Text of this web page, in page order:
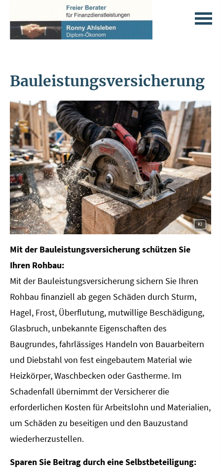
Bauleistungsversicherung
KI
Mit der Bauleistungsversicherung schützen Sie
Ihren Rohbau:
Mit der Bauleistungsversicherung sichern Sie Ihren
Rohbau finanziell ab gegen Schäden durch Sturm,
Hagel, Frost, Überflutung, mutwillige Beschädigung,
Glasbruch, unbekannte Eigenschaften des
Baugrundes, fahrlässiges Handeln von Bauarbeitern
und Diebstahl von fest eingebautem Material wie
Heizkörper, Waschbecken oder Gastherme. Im
Schadenfall übernimmt der Versicherer die
erforderlichen Kosten für Arbeitslohn und Materialien,
um Schäden zu beseitigen und den Bauzustand
wiederherzustellen.
Sparen Sie Beitrag durch eine Selbstbeteiligung: